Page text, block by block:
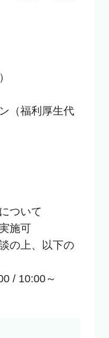
（福利厚生代
ついて
施可
の上、以下の
/ 10:00～